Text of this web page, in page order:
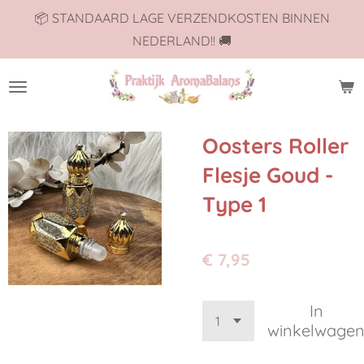
de
📦 STANDAARD LAGE VERZENDKOSTEN BINNEN
NEDERLAND!! 🚚
Oosters Roller
Flesje Goud -
Type 1
€ 7,95
In
winkelwagen